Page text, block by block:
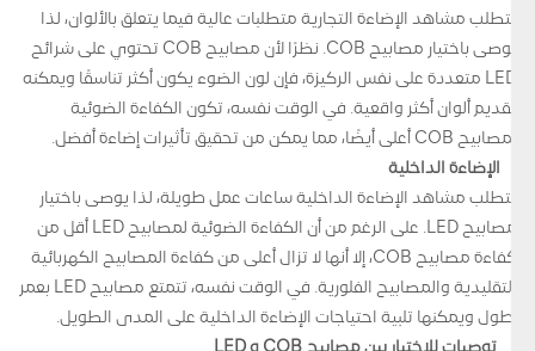
تتطلب مشاهد الإضاءة التجارية متطلبات عالية فيما يتعلق بالألوان، لذا
يوصى باختيار مصابيح COB. نظرًا لأن مصابيح COB تحتوي على شرائح
LED متعددة على نفس الركيزة، فإن لون الضوء يكون أكثر تناسقًا ويمكنه
تقديم ألوان أكثر واقعية. في الوقت نفسه، تكون الكفاءة الضوئية
لمصابيح COB أعلى أيضًا، مما يمكن من تحقيق تأثيرات إضاءة أفضل.
الإضاءة الداخلية
تتطلب مشاهد الإضاءة الداخلية ساعات عمل طويلة، لذا يوصى باختيار
مصابيح LED. على الرغم من أن الكفاءة الضوئية لمصابيح LED أقل من
كفاءة مصابيح COB، إلا أنها لا تزال أعلى من كفاءة المصابيح الكهربائية
التقليدية والمصابيح الفلورية. في الوقت نفسه، تتمتع مصابيح LED بعمر
أطول ويمكنها تلبية احتياجات الإضاءة الداخلية على المدى الطويل.